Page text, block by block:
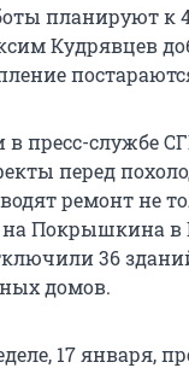
планируют к
Кудрявцев
пресс-службе
перед
ремонт не
на Покрышкина в
36
домов.
17 января,